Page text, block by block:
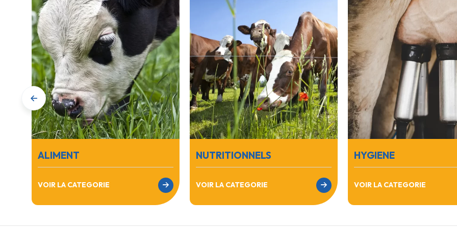
ALIMENT
VOIR LA CATEGORIE
NUTRITIONNELS
VOIR LA CATEGORIE
HYGIENE
VOIR LA CATEGORIE